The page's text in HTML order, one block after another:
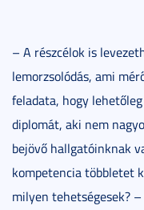
– A részcélok is
lemorzsolódás, ami
feladata, hogy
diplomát, aki nem
bejövő hallgatóinknak
kompetencia többletet
milyen tehetségesek?